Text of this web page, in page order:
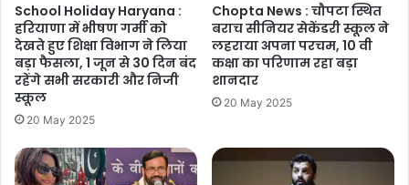
School Holiday Haryana :
हरियाणा में भीषण गर्मी को
देखते हुए शिक्षा विभाग ने लिया
बड़ा फैसला, 1 जून से 30 दिन बंद
रहेंगे सभी सरकारी और निजी
स्कूल
20 May 2025
Chopta News : चौपटा स्थित
बराच सीनियर सेकेंडरी स्कूल ने
लहराया अपना परचम, 10 वी
कक्षा का परिणाम रहा बड़ा
शानदार
20 May 2025